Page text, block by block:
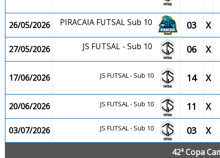
26/05/2026 PIRACAIA FUTSAL Sub 10 03 X
27/05/2026 JS FUTSAL - Sub 10 06 X
17/06/2026 JS FUTSAL - Sub 10 14 X
20/06/2026 JS FUTSAL - Sub 10 11 X
03/07/2026 JS FUTSAL - Sub 10 03 X
42ª Copa